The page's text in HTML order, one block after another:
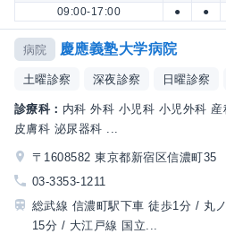
09:00-17:00
● ●
病院 慶應義塾大学病院
土曜診察 深夜診察 日曜診察
診療科： 内科 外科 小児科 小児外科
皮膚科 泌尿器科 ...
〒1608582 東京都新宿区信濃町35
03-3353-1211
総武線 信濃町駅下車 徒歩1分 / 丸
15分 / 大江戸線 国立...